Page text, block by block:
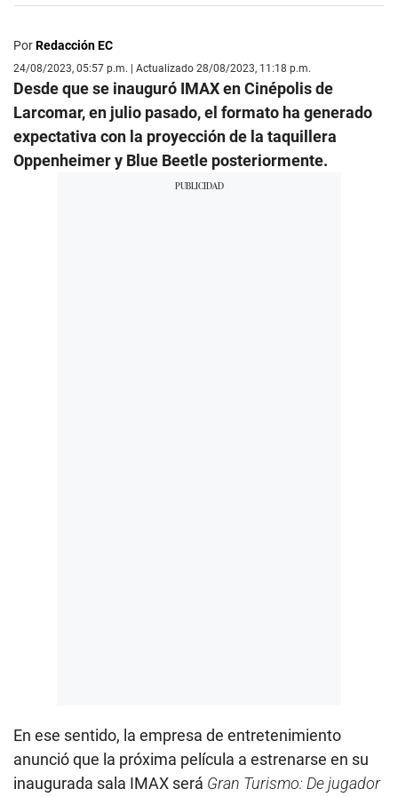
PorRedacción EC
24/08/2023, 05:57 p.m. | Actualizado 28/08/2023, 11:18 p.m.
Desde que se inauguró IMAX en Cinépolis de
Larcomar, en julio pasado, el formato ha generado
expectativa con la proyección de la taquillera
Oppenheimer y Blue Beetle posteriormente.
En ese sentido, la empresa de entretenimiento
anunció que la próxima película a estrenarse en su
inaugurada sala IMAX será Gran Turismo: De jugador